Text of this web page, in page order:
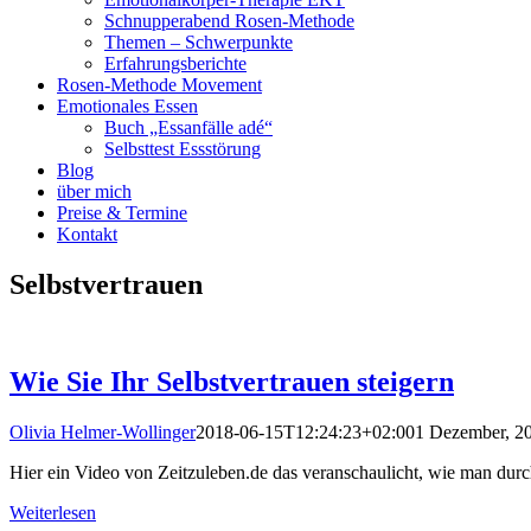
Schnupperabend Rosen-Methode
Themen – Schwerpunkte
Erfahrungsberichte
Rosen-Methode Movement
Emotionales Essen
Buch „Essanfälle adé“
Selbsttest Essstörung
Blog
über mich
Preise & Termine
Kontakt
Selbstvertrauen
Wie Sie Ihr Selbstvertrauen steigern
Olivia Helmer-Wollinger2018-06-15T12:24:23+02:001 Dezember,
Hier ein Video von Zeitzuleben.de das veranschaulicht, wie man
Weiterlesen